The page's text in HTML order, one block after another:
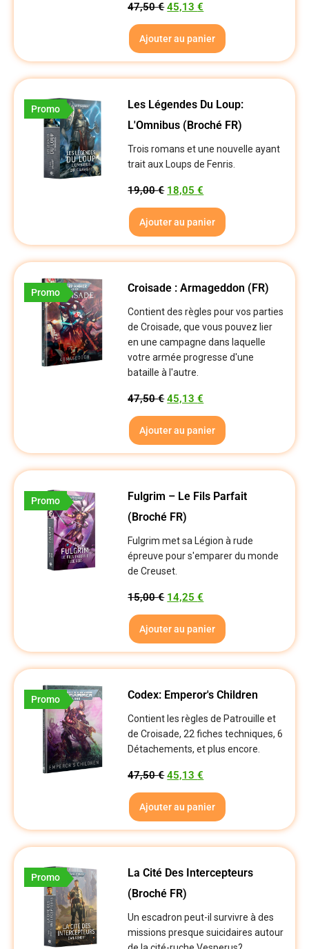
47,50€ 45,13€
Ajouter au panier
Promo
Les Légendes Du Loup:
L'Omnibus (Broché FR)
Trois romans et une nouvelle ayant
trait aux Loups de Fenris.
19,00€ 18,05€
Ajouter au panier
Promo Croisade : Armageddon (FR)
Contient des règles pour vos parties
de Croisade, que vous pouvez lier
en une campagne dans laquelle
votre armée progresse d'une
bataille à l'autre.
47,50€ 45,13€
Ajouter au panier
Promo
Fulgrim – Le Fils Parfait
(Broché FR)
Fulgrim met sa Légion à rude
épreuve pour s'emparer du monde
de Creuset.
15,00€ 14,25€
Ajouter au panier
Promo Codex: Emperor's Children
Contient les règles de Patrouille et
de Croisade, 22 fiches techniques, 6
Détachements, et plus encore.
47,50€ 45,13€
Ajouter au panier
Promo
La Cité Des Intercepteurs
(Broché FR)
Un escadron peut-il survivre à des
missions presque suicidaires autour